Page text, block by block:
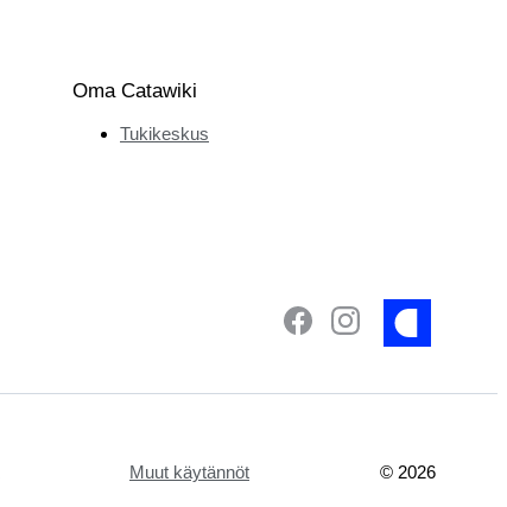
Oma Catawiki
Tukikeskus
Muut käytännöt © 2026